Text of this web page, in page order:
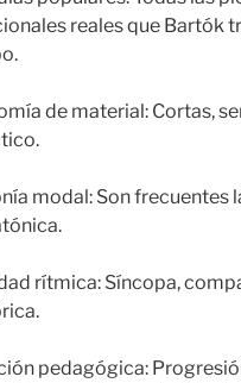
reales que Bartók
de material: Cortas,
modal: Son frecuentes
rítmica: Síncopa,
pedagógica: